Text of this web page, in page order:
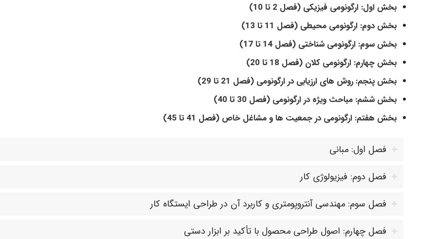
بخش اول: ارگونومی فیزیکی (فصل 2 تا 10)
بخش دوم: ارگونومی محیطی (فصل 11 تا 13)
بخش سوم: ارگونومی شناختی (فصل 14 تا 17)
بخش چهارم: ارگونومی کلان (فصل 18 تا 20)
بخش پنجم: روش های ارزیابی در ارگونومی (فصل 21 تا 29)
بخش ششم: مباحث ویژه در ارگونومی (فصل 30 تا 40)
بخش هفتم: ارگونومی در جمعیت ها و مشاغل خاص (فصل 41 تا 45)
فصل اول: مبانی
فصل دوم: فیزیولوژی کار
فصل سوم: مهندسی آنتروپومتری و کاربرد آن در طراحی ایستگاه کار
فصل چهارم: اصول طراحی محصول با تأکید بر ابزار دستی